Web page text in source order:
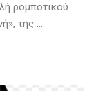
ρομποτικού
της ...